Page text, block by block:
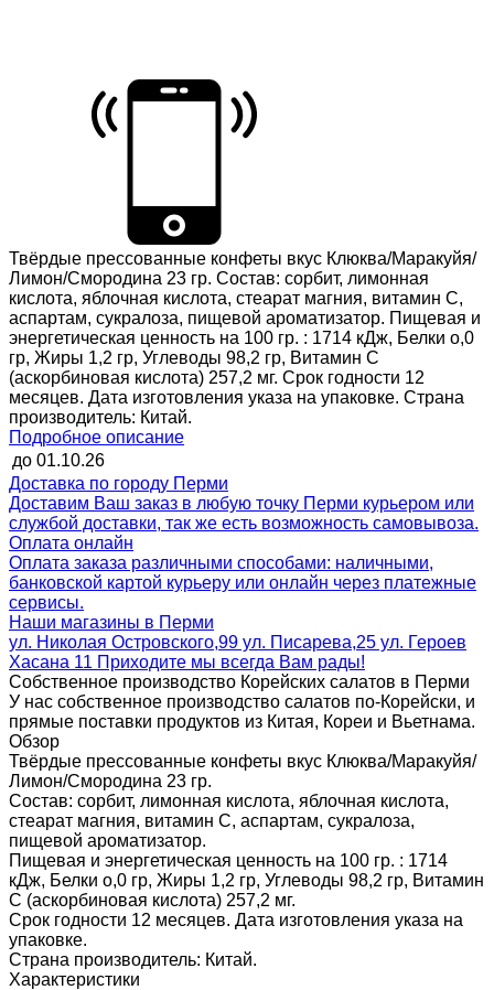
Твёрдые прессованные конфеты вкус Клюква/Маракуйя/
Лимон/Смородина 23 гр. Состав: сорбит, лимонная
кислота, яблочная кислота, стеарат магния, витамин С,
аспартам, сукралоза, пищевой ароматизатор. Пищевая и
энергетическая ценность на 100 гр. : 1714 кДж, Белки о,0
гр, Жиры 1,2 гр, Углеводы 98,2 гр, Витамин С
(аскорбиновая кислота) 257,2 мг. Срок годности 12
месяцев. Дата изготовления указа на упаковке. Страна
производитель: Китай.
Подробное описание
до 01.10.26
Доставка по городу Перми
Доставим Ваш заказ в любую точку Перми курьером или
службой доставки, так же есть возможность самовывоза.
Оплата онлайн
Оплата заказа различными способами: наличными,
банковской картой курьеру или онлайн через платежные
сервисы.
Наши магазины в Перми
ул. Николая Островского,99 ул. Писарева,25 ул. Героев
Хасана 11 Приходите мы всегда Вам рады!
Собственное производство Корейских салатов в Перми
У нас собственное производство салатов по-Корейски, и
прямые поставки продуктов из Китая, Кореи и Вьетнама.
Обзор
Твёрдые прессованные конфеты вкус Клюква/Маракуйя/
Лимон/Смородина 23 гр.
Состав: сорбит, лимонная кислота, яблочная кислота,
стеарат магния, витамин С, аспартам, сукралоза,
пищевой ароматизатор.
Пищевая и энергетическая ценность на 100 гр. : 1714
кДж, Белки о,0 гр, Жиры 1,2 гр, Углеводы 98,2 гр, Витамин
С (аскорбиновая кислота) 257,2 мг.
Срок годности 12 месяцев. Дата изготовления указа на
упаковке.
Страна производитель: Китай.
Характеристики